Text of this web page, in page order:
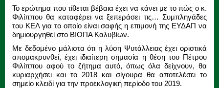
Το ερώτημα που τίθεται βέβαια έχει να κάνει με το πώς ο κ.
Φιλίππου θα καταφέρει να ξεπεράσει τις… Συμπληγάδες
του ΚΕΛ για το οποίο είναι σαφής η επιμονή της ΕΥΔΑΠ να
δημιουργηθεί στο ΒΙΟΠΑ Καλυβίων.
Με δεδομένο μάλιστα ότι η λύση Ψυτάλλειας έχει οριστικά
απομακρυνθεί, έχει ιδιαίτερη σημασία η θέση του Πέτρου
Φιλίππου αφού το ζήτημα αυτό, όπως όλα δείχνουν, θα
κυριαρχήσει και το 2018 και σίγουρα θα αποτελέσει το
σημείο κλειδί για την προεκλογική περίοδο του 2019.